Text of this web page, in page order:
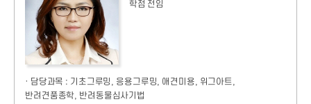
학점 전임
· 담당과목 : 기초그루밍, 응용그루밍, 애견미용, 위그아트,
반려견품종학, 반려동물심사기법